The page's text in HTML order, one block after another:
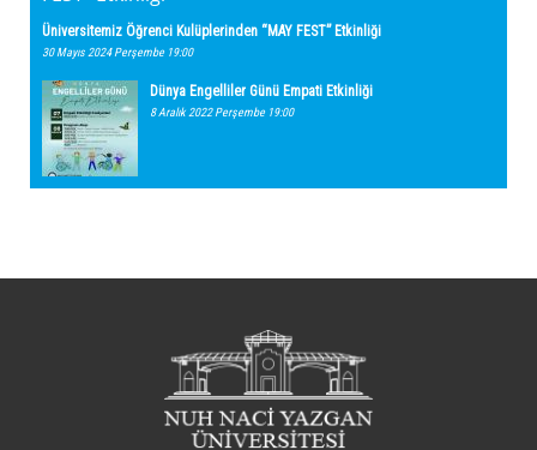
Üniversitemiz Öğrenci Kulüplerinden “MAY FEST” Etkinliği
30 Mayıs 2024 Perşembe 19:00
Dünya Engelliler Günü Empati Etkinliği
8 Aralık 2022 Perşembe 19:00